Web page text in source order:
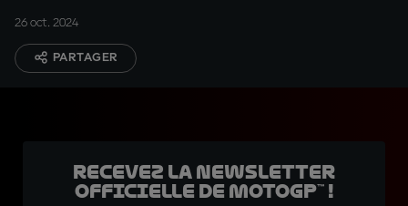
26 oct. 2024
PARTAGER
Recevez la Newsletter
officielle de MotoGP™ !